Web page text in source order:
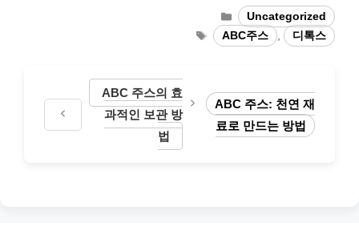
Categories
Uncategorized
Tags
ABC주스 , 디톡스
ABC 주스의 효
과적인 보관 방
법
ABC 주스: 천연 재
료로 만드는 방법